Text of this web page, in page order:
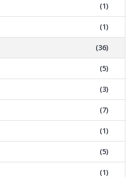
(1)
(1)
(36)
(5)
(3)
(7)
(1)
(5)
(1)